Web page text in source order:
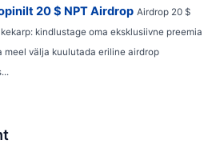
20 $ NPT Airdrop Airdrop 20 $
kindlustage oma eksklusiivne preemia
meel välja kuulutada eriline airdrop